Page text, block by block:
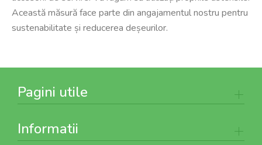
Această măsură face parte din angajamentul nostru pentru
sustenabilitate și reducerea deșeurilor.
Pagini utile
Informatii